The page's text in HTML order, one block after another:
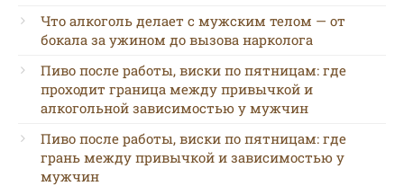
Что алкоголь делает с мужским телом — от
бокала за ужином до вызова нарколога
Пиво после работы, виски по пятницам: где
проходит граница между привычкой и
алкогольной зависимостью у мужчин
Пиво после работы, виски по пятницам: где
грань между привычкой и зависимостью у
мужчин